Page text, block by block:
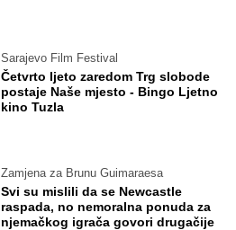
Sarajevo Film Festival
Četvrto ljeto zaredom Trg slobode
postaje Naše mjesto - Bingo Ljetno
kino Tuzla
Zamjena za Brunu Guimaraesa
Svi su mislili da se Newcastle
raspada, no nemoralna ponuda za
njemačkog igrača govori drugačije